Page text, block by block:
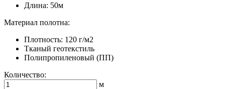
Длина: 50м
Материал полотна:
Плотность: 120 г/м2
Тканый геотекстиль
Полипропиленовый (ПП)
Количество:
м